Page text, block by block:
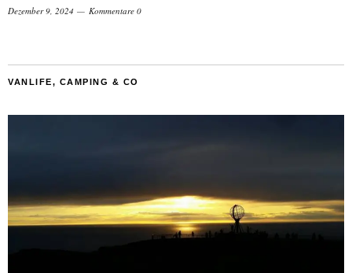
Dezember 9, 2024 Kommentare 0
VANLIFE, CAMPING & CO